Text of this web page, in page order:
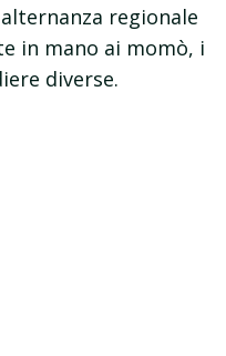
regionale
in mano ai momò, i
diverse.